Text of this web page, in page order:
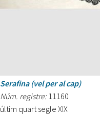
Serafina (vel per al cap)
Núm. registre: 11160
últim quart segle XIX